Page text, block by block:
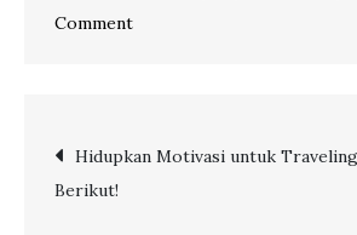
Commenton
Harus
Post
Hidupkan Motivasi untuk
Berikut!